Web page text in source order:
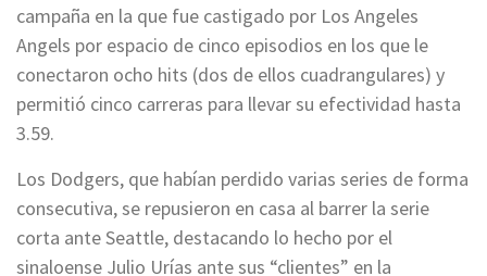
campaña en la que fue castigado por Los Angeles
Angels por espacio de cinco episodios en los que le
conectaron ocho hits (dos de ellos cuadrangulares) y
permitió cinco carreras para llevar su efectividad hasta
3.59.
Los Dodgers, que habían perdido varias series de forma
consecutiva, se repusieron en casa al barrer la serie
corta ante Seattle, destacando lo hecho por el
sinaloense Julio Urías ante sus “clientes” en la